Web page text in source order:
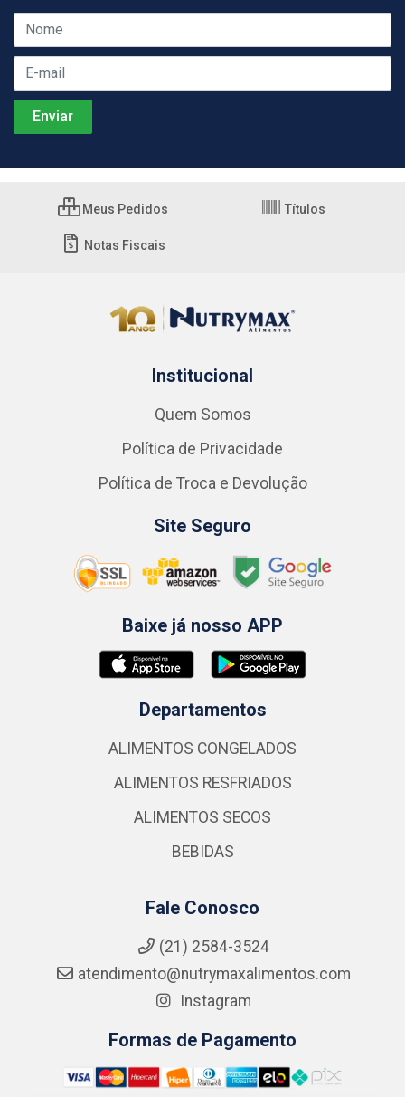
Meus Pedidos Títulos
Notas Fiscais
Institucional
Quem Somos
Política de Privacidade
Política de Troca e Devolução
Site Seguro
Baixe já nosso APP
Departamentos
ALIMENTOS CONGELADOS
ALIMENTOS RESFRIADOS
ALIMENTOS SECOS
BEBIDAS
Fale Conosco
(21) 2584-3524
atendimento@nutrymaxalimentos.com
Instagram
Formas de Pagamento